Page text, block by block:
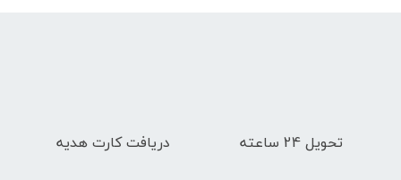
تحویل 24 ساعته دریافت کارت هدیه